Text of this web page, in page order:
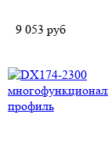
9 053 руб